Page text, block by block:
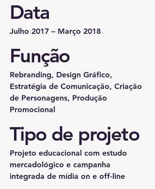
Data
Julho 2017 – Março 2018
Função
Rebranding, Design Gráfico,
Estratégia de Comunicação, Criação
de Personagens, Produção
Promocional
Tipo de projeto
Projeto educacional com estudo
mercadológico e campanha
integrada de mídia on e off-line